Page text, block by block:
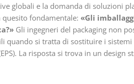
globali e la domanda di soluzioni
fondamentale: «Gli
Gli ingegneri del packaging non
quando si tratta di sostituire i
La risposta si trova in un design